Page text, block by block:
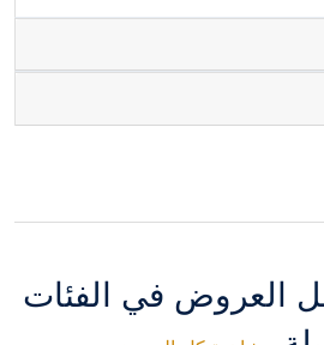
العروض في الفئات